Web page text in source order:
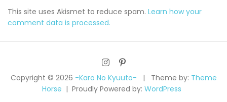
This site uses Akismet to reduce spam. Learn how your
comment data is processed.
Copyright © 2026 -Karo No Kyuuto- Theme by: Theme
Horse
Proudly Powered by: WordPress